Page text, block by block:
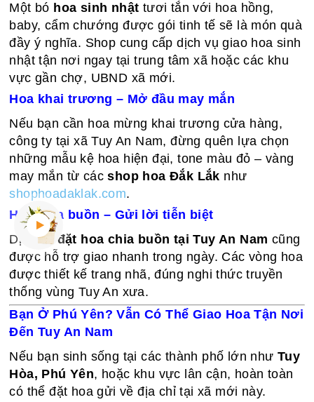
Một bó hoa sinh nhật tươi tắn với hoa hồng,
baby, cẩm chướng được gói tinh tế sẽ là món quà
đầy ý nghĩa. Shop cung cấp dịch vụ giao hoa sinh
nhật tận nơi ngay tại trung tâm xã hoặc các khu
vực gần chợ, UBND xã mới.
Hoa khai trương – Mở đầu may mắn
Nếu bạn cần hoa mừng khai trương cửa hàng,
công ty tại xã Tuy An Nam, đừng quên lựa chọn
những mẫu kệ hoa hiện đại, tone màu đỏ – vàng
may mắn từ cácshop hoa Đắk Lắk như
shophoadaklak.com.
Hoa chia buồn – Gửi lời tiễn biệt
Dịch vụ đặt hoa chia buồn tại Tuy An Nam cũng
được hỗ trợ giao nhanh trong ngày. Các vòng hoa
được thiết kế trang nhã, đúng nghi thức truyền
thống vùng Tuy An xưa.
Bạn Ở Phú Yên? Vẫn Có Thể Giao Hoa Tận Nơi
Đến Tuy An Nam
Nếu bạn sinh sống tại các thành phố lớn nhưTuy
Hòa, Phú Yên, hoặc khu vực lân cận, hoàn toàn
có thể đặt hoa gửi về địa chỉ tại xã mới này.